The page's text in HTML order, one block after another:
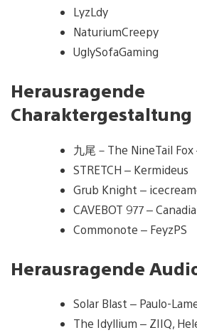
LyzLdy
NaturiumCreepy
UglySofaGaming
Herausragende
Charaktergestaltung
九尾－The NineTail
STRETCH – Kermideus
Grub Knight –
CAVEBOT 977 –
Commonote – FeyzPS
Herausragende
Solar Blast – Paulo-
The Idyllium – ZIIQ,